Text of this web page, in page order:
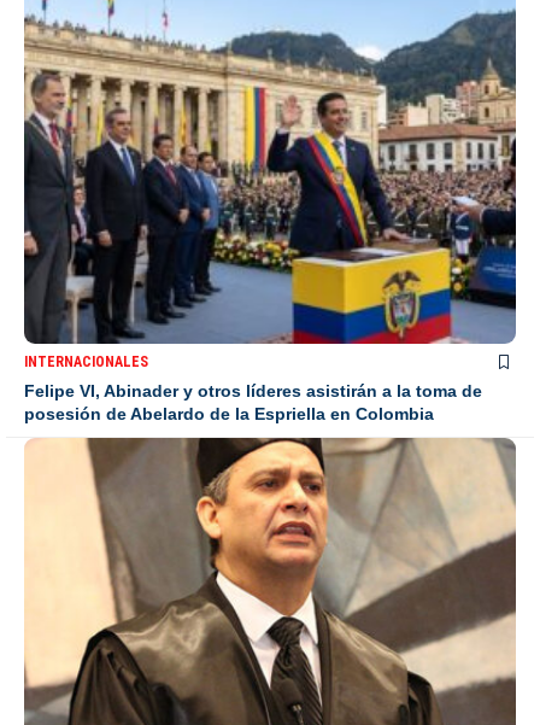
INTERNACIONALES
Felipe VI, Abinader y otros líderes asistirán a la toma de
posesión de Abelardo de la Espriella en Colombia